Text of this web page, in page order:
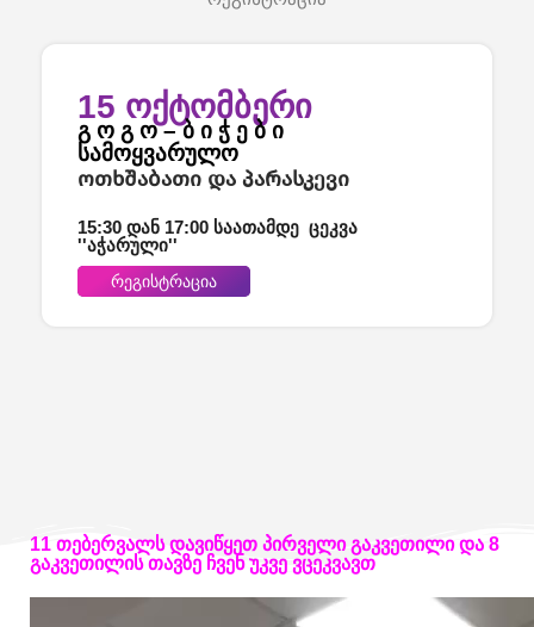
15 ოქტომბერი
გ ო გ ო – ბ ი ჭ ე ბ ი
სამოყვარულო
ოთხშაბათი და პარასკევი
15:30 დან 17:00 საათამდე ცეკვა
''აჭარული''
რეგისტრაცია
11 თებერვალს დავიწყეთ პირველი გაკვეთილი და 8
გაკვეთილის თავზე ჩვენ უკვე ვცეკვავთ